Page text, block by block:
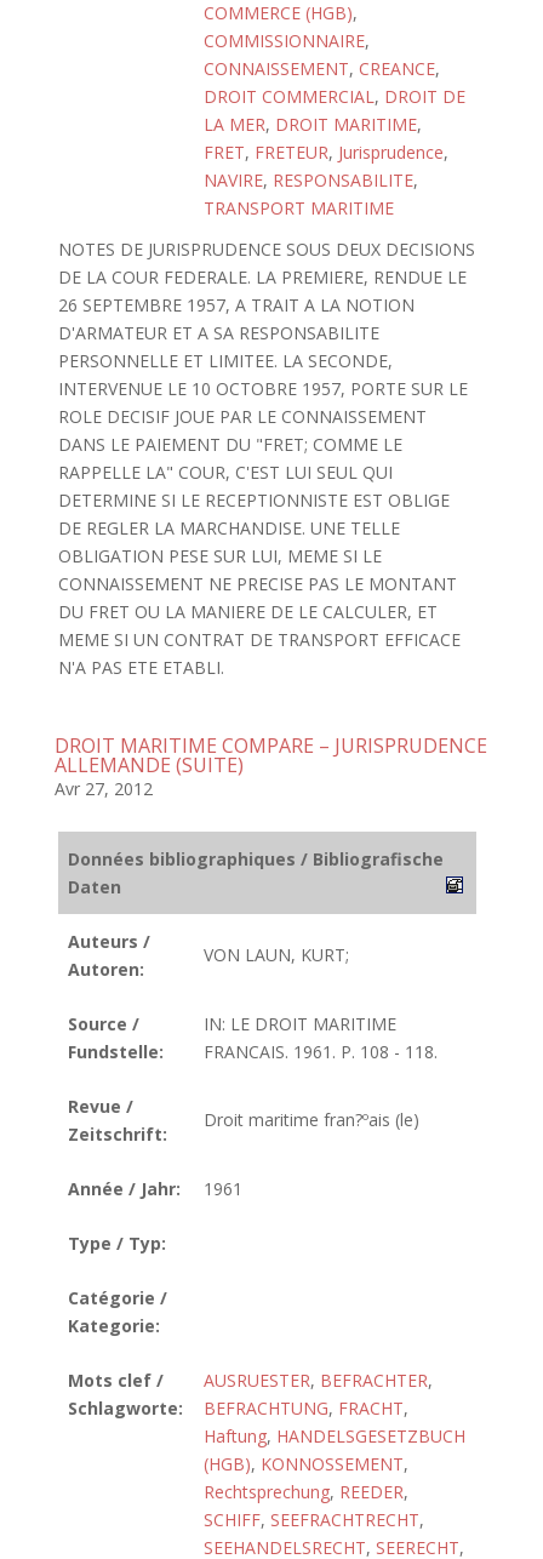
COMMERCE (HGB),
COMMISSIONNAIRE,
CONNAISSEMENT, CREANCE,
DROIT COMMERCIAL, DROIT DE
LA MER, DROIT MARITIME,
FRET, FRETEUR, Jurisprudence,
NAVIRE, RESPONSABILITE,
TRANSPORT MARITIME
NOTES DE JURISPRUDENCE SOUS DEUX DECISIONS
DE LA COUR FEDERALE. LA PREMIERE, RENDUE LE
26 SEPTEMBRE 1957, A TRAIT A LA NOTION
D'ARMATEUR ET A SA RESPONSABILITE
PERSONNELLE ET LIMITEE. LA SECONDE,
INTERVENUE LE 10 OCTOBRE 1957, PORTE SUR LE
ROLE DECISIF JOUE PAR LE CONNAISSEMENT
DANS LE PAIEMENT DU "FRET; COMME LE
RAPPELLE LA" COUR, C'EST LUI SEUL QUI
DETERMINE SI LE RECEPTIONNISTE EST OBLIGE
DE REGLER LA MARCHANDISE. UNE TELLE
OBLIGATION PESE SUR LUI, MEME SI LE
CONNAISSEMENT NE PRECISE PAS LE MONTANT
DU FRET OU LA MANIERE DE LE CALCULER, ET
MEME SI UN CONTRAT DE TRANSPORT EFFICACE
N'A PAS ETE ETABLI.
DROIT MARITIME COMPARE – JURISPRUDENCE
ALLEMANDE (SUITE)
Avr 27, 2012
Données bibliographiques / Bibliografische
Daten
Auteurs /
Autoren:
VON LAUN, KURT;
Source /
Fundstelle:
IN: LE DROIT MARITIME
FRANCAIS. 1961. P. 108 - 118.
Revue /
Zeitschrift:
Droit maritime fran?ºais (le)
Année / Jahr: 1961
Type / Typ:
Catégorie /
Kategorie:
Mots clef /
Schlagworte:
AUSRUESTER, BEFRACHTER,
BEFRACHTUNG, FRACHT,
Haftung, HANDELSGESETZBUCH
(HGB), KONNOSSEMENT,
Rechtsprechung, REEDER,
SCHIFF, SEEFRACHTRECHT,
SEEHANDELSRECHT, SEERECHT,